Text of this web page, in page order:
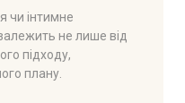
чи інтимне
не лише від
підходу,
плану.